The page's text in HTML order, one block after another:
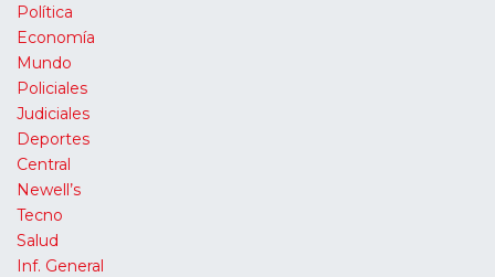
Política
Economía
Mundo
Policiales
Judiciales
Deportes
Central
Newell’s
Tecno
Salud
Inf. General